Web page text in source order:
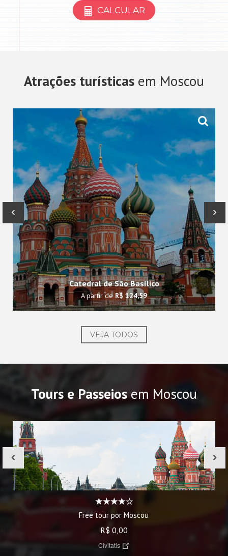
CALCULAR
Atrações turísticas em Moscou
Catedral de São Basílico
A partir de R$ 124,59
‹ ›
VEJA TODOS
Tours e Passeiosem Moscou
Free tour por Moscou
R$ 0,00
Civitatis
‹ ›